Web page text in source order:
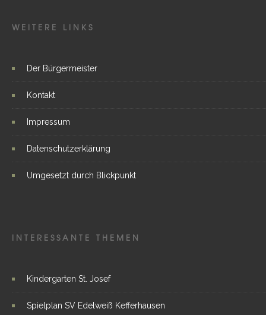
WEITERE LINKS
Der Bürgermeister
Kontakt
Impressum
Datenschutzerklärung
Umgesetzt durch Blickpunkt
INTERESSANTE THEMEN
Kindergarten St. Josef
Spielplan SV Edelweiß Kefferhausen